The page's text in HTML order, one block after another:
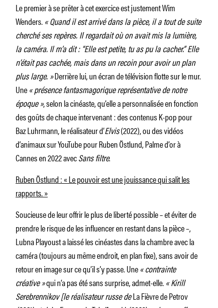
Le premier à se prêter à cet exercice est justement Wim
Wenders. « Quand il est arrivé dans la pièce, il a tout de suite
cherché ses repères. Il regardait où on avait mis la lumière,
la caméra. Il m’a dit : “Elle est petite, tu as pu la cacher.” Elle
n’était pas cachée, mais dans un recoin pour avoir un plan
plus large. »Derrière lui, un écran de télévision flotte sur le mur.
Une« présence fantasmagorique représentative de notre
époque », selon la cinéaste, qu’elle a personnalisée en fonction
des goûts de chaque intervenant : des contenus K-pop pour
Baz Luhrmann, le réalisateur d’Elvis(2022), ou des vidéos
d’animaux sur YouTube pour Ruben Östlund, Palme d’or à
Cannes en 2022 avecSans filtre.
Ruben Östlund : « Le pouvoir est une jouissance qui salit les
rapports. »
Soucieuse de leur offrir le plus de liberté possible – et éviter de
prendre le risque de les influencer en restant dans la pièce –,
Lubna Playoust a laissé les cinéastes dans la chambre avec la
caméra (toujours au même endroit, en plan fixe), sans avoir de
retour en image sur ce qu’il s’y passe. Une« contrainte
créative »qui n’a pas été sans surprise, admet­-elle. « Kirill
Serebrennikov [le réalisateur russe deLa Fièvre de Petrov